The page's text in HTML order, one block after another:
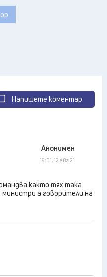
Напишете коментар
Анонимен
19:01, 12 авг 21
както тях така
а говорители на